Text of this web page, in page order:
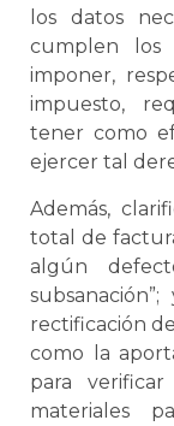
los datos
cumplen los
imponer,
impuesto,
tener como
ejercer tal
Además,
total de
algún
rectificación
como la
para
materiales